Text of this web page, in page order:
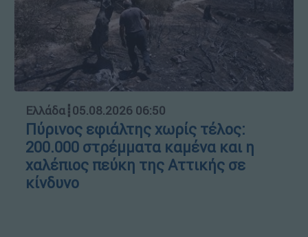
Ελλάδα┋05.08.2026 06:50
Πύρινος εφιάλτης χωρίς τέλος:
200.000 στρέμματα καμένα και η
χαλέπιος πεύκη της Αττικής σε
κίνδυνο